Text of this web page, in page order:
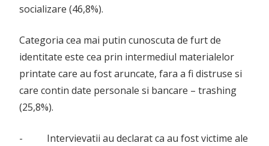
socializare (46,8%).
Categoria cea mai putin cunoscuta de furt de
identitate este cea prin intermediul materialelor
printate care au fost aruncate, fara a fi distruse si
care contin date personale si bancare – trashing
(25,8%).
- Intervievatii au declarat ca au fost victime ale